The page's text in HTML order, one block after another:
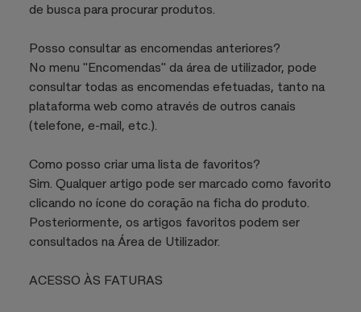
de busca para procurar produtos.
Posso consultar as encomendas anteriores?
No menu "Encomendas" da área de utilizador, pode
consultar todas as encomendas efetuadas, tanto na
plataforma web como através de outros canais
(telefone, e-mail, etc.).
Como posso criar uma lista de favoritos?
Sim. Qualquer artigo pode ser marcado como favorito
clicando no ícone do coração na ficha do produto.
Posteriormente, os artigos favoritos podem ser
consultados na Área de Utilizador.
ACESSO ÀS FATURAS